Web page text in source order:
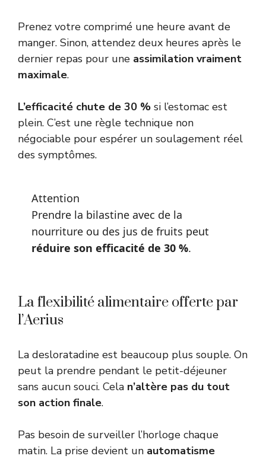
Prenez votre comprimé une heure avant de
manger. Sinon, attendez deux heures après le
dernier repas pour une assimilation vraiment
maximale.
L’efficacité chute de 30 % si l’estomac est
plein. C’est une règle technique non
négociable pour espérer un soulagement réel
des symptômes.
Attention
Prendre la bilastine avec de la
nourriture ou des jus de fruits peut
réduire son efficacité de 30 %.
La flexibilité alimentaire offerte par
l’Aerius
La desloratadine est beaucoup plus souple. On
peut la prendre pendant le petit-déjeuner
sans aucun souci. Cela n’altère pas du tout
son action finale.
Pas besoin de surveiller l’horloge chaque
matin. La prise devient un automatisme